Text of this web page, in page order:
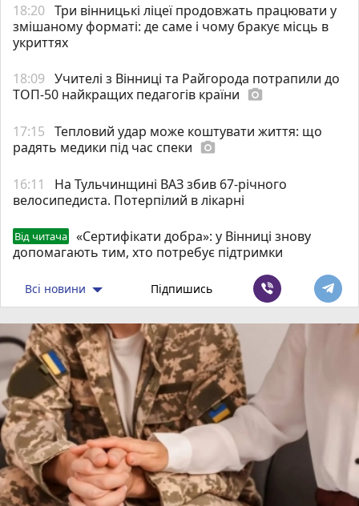
18:20 Три вінницькі ліцеї продовжать працювати у
змішаному форматі: де саме і чому бракує місць в
укриттях
18:09 Учителі з Вінниці та Райгорода потрапили до
ТОП-50 найкращих педагогів країни photo_camera
17:15 Тепловий удар може коштувати життя: що
радять медики під час спеки photo_camera
16:11
На Тульчинщині ВАЗ збив 67-річного
велосипедиста. Потерпілий в лікарні
Від читача
«Сертифікати добра»: у Вінниці знову
допомагають тим, хто потребує підтримки
Всі новини Підпишись